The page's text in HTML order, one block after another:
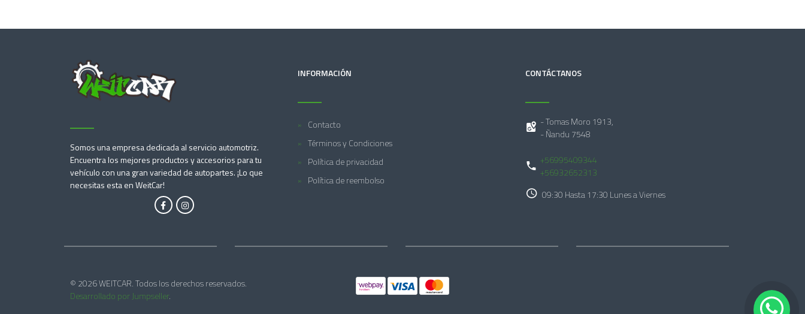
Somos una empresa dedicada al servicio automotriz.
Encuentra los mejores productos y accesorios para tu
vehículo con una gran variedad de autopartes. ¡Lo que
necesitas esta en WeitCar!
INFORMACIÓN
Contacto
Términos y Condiciones
Política de privacidad
Política de reembolso
CONTÁCTANOS
- Tomas Moro 1913,
- Ñandu 7548
+56995409344
+56932652313
09:30 Hasta 17:30 Lunes a Viernes
© 2026 WEITCAR. Todos los derechos reservados.
Desarrollado por Jumpseller.